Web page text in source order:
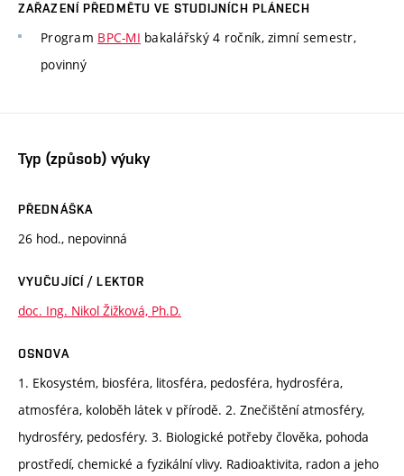
ZAŘAZENÍ PŘEDMĚTU VE STUDIJNÍCH PLÁNECH
Program BPC-MI bakalářský 4 ročník, zimní semestr,
povinný
Typ (způsob) výuky
PŘEDNÁŠKA
26 hod., nepovinná
VYUČUJÍCÍ / LEKTOR
doc. Ing. Nikol Žižková, Ph.D.
OSNOVA
1. Ekosystém, biosféra, litosféra, pedosféra, hydrosféra,
atmosféra, koloběh látek v přírodě. 2. Znečištění atmosféry,
hydrosféry, pedosféry. 3. Biologické potřeby člověka, pohoda
prostředí, chemické a fyzikální vlivy. Radioaktivita, radon a jeho